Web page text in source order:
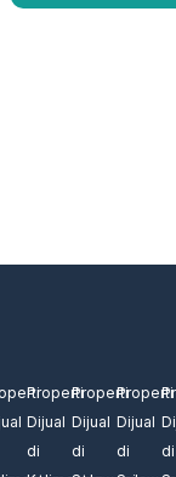
Properti
Dijual
di
Properti
Dijual
di
Properti
Dijual
di
di